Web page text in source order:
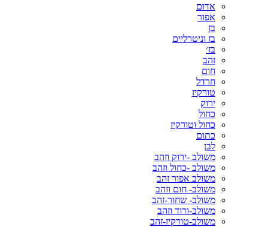
אדום
אפור
בז
בז וניטרליים
בז׳
זהב
חום
חרדל
טורקיז
ירוק
כחול
כחול וטורקיז
כתום
לבן
משולב -ירוק וזהב
משולב -כחול וזהב
משולב אפור זהב
משולב- חום וזהב
משולב- שחור-זהב
משולב-ורוד וזהב
משולב-טורקיז-זהב